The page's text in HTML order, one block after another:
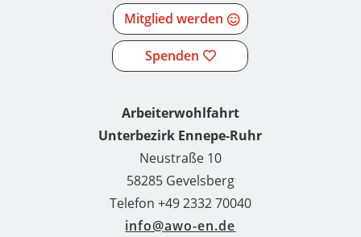
Mitglied werden
Spenden
Arbeiterwohlfahrt
Unterbezirk Ennepe-Ruhr
Neustraße 10
58285 Gevelsberg
Telefon +49 2332 70040
info@awo-en.de